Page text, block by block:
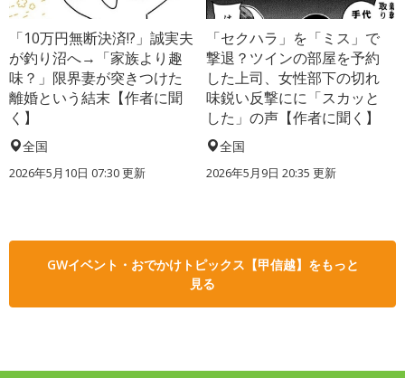
「10万円無断決済!?」誠実夫
が釣り沼へ→「家族より趣
味？」限界妻が突きつけた
離婚という結末【作者に聞
く】
全国
2026年5月10日 07:30 更新
「セクハラ」を「ミス」で
撃退？ツインの部屋を予約
した上司、女性部下の切れ
味鋭い反撃にに「スカッと
した」の声【作者に聞く】
全国
2026年5月9日 20:35 更新
GWイベント・おでかけトピックス【甲信越】をもっと
見る